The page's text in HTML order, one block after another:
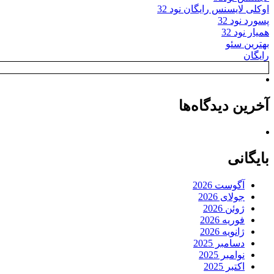
اوکلی لایسنس رایگان نود 32
پسورد نود 32
همیار نود 32
بهترین سئو
رایگان
آخرین دیدگاه‌ها
بایگانی
آگوست 2026
جولای 2026
ژوئن 2026
فوریه 2026
ژانویه 2026
دسامبر 2025
نوامبر 2025
اکتبر 2025